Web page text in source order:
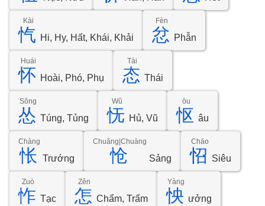
忾
Kài
Hi, Hy, Hất, Khái, Khải 忿
Fèn
Phẫn
怀
Huái
Hoài, Phó, Phụ 态
Tài
Thái
怂
Sǒng
Túng, Tủng 怃
Wǔ
Hủ, Vũ 怄
òu
âu
怅
Chàng
Trướng 怆
Chuǎng|Chuàng
Sảng 怊
Chāo
Siêu
怍
Zuò
Tạc 怎
Zěn
Chẩm, Trẩm 怏
Yàng
ưởng